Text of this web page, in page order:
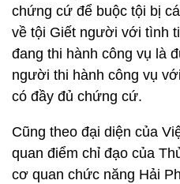
chứng cứ để buộc tội bị
về tội Giết người với tình
đang thi hành công vụ là
người thi hành công vụ
có đầy đủ chứng cứ.
Cũng theo đại diện của
quan điểm chỉ đạo của
cơ quan chức năng Hải